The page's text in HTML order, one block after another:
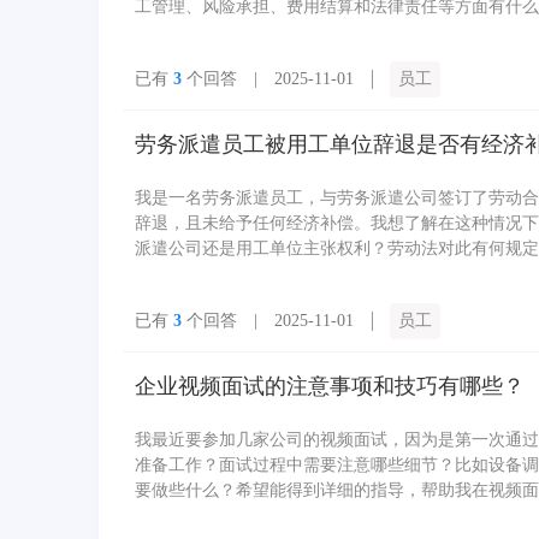
工管理、风险承担、费用结算和法律责任等方面有
已有 3 个回答 | 2025-11-01 员工
劳务派遣员工被用工单位辞退是否有经济
我是一名劳务派遣员工，与劳务派遣公司签订了劳动
辞退，且未给予任何经济补偿。我想了解在这种情况
派遣公司还是用工单位主张权利？劳动法对此有何规
已有 3 个回答 | 2025-11-01 员工
企业视频面试的注意事项和技巧有哪些？
我最近要参加几家公司的视频面试，因为是第一次通
准备工作？面试过程中需要注意哪些细节？比如设备
要做些什么？希望能得到详细的指导，帮助我在视频